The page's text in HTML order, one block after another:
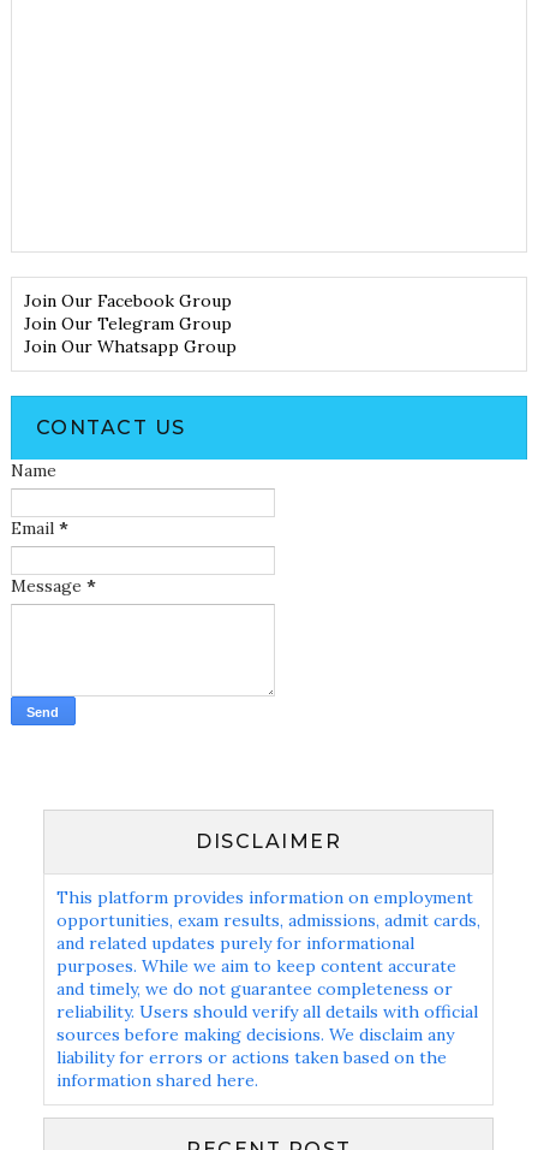
Join Our Facebook Group
Join Our Telegram Group
Join Our Whatsapp Group
CONTACT US
Name
Email *
Message *
DISCLAIMER
This platform provides information on employment
opportunities, exam results, admissions, admit cards,
and related updates purely for informational
purposes. While we aim to keep content accurate
and timely, we do not guarantee completeness or
reliability. Users should verify all details with official
sources before making decisions. We disclaim any
liability for errors or actions taken based on the
information shared here.